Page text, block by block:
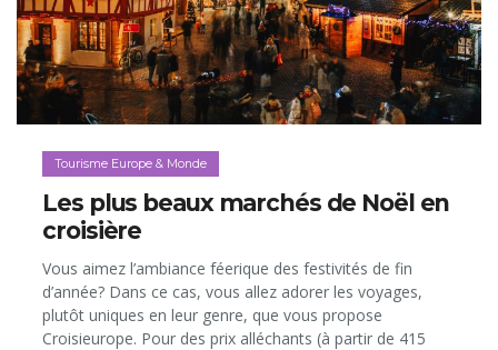
Tourisme Europe & Monde
Les plus beaux marchés de Noël en
croisière
Vous aimez l’ambiance féerique des festivités de fin
d’année? Dans ce cas, vous allez adorer les voyages,
plutôt uniques en leur genre, que vous propose
Croisieurope. Pour des prix alléchants (à partir de 415